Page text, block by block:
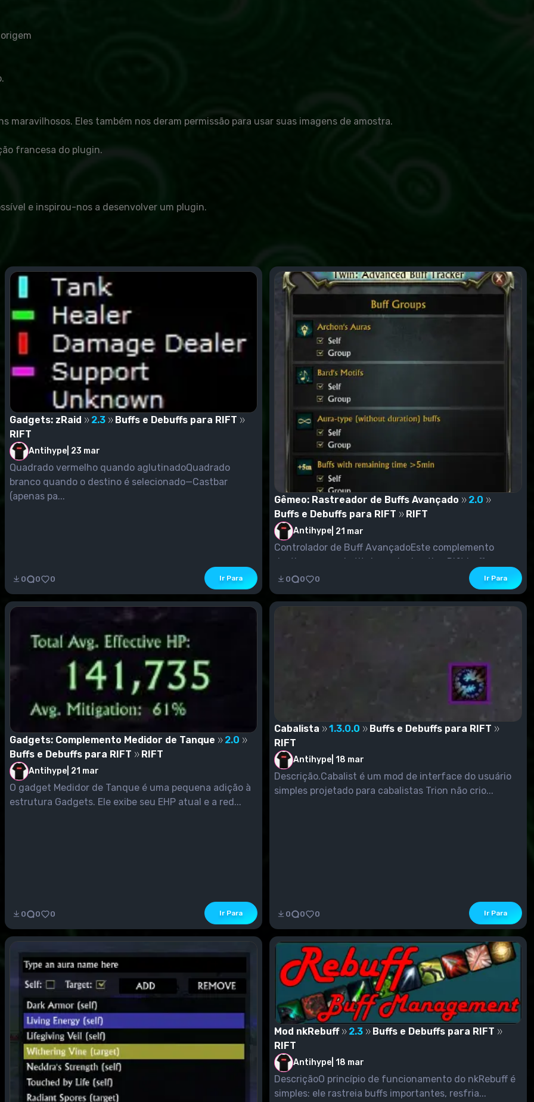
maravilhosos. Eles também nos deram permissão para usar suas imagens de amostra.
francesa do plugin.
e inspirou-nos a desenvolver um plugin.
Gadgets: zRaid 2.3
Buffs e Debuffs para RIFT
RIFT
Antihype 23 mar
Quadrado vermelho quando aglutinadoQuadrado
branco quando o destino é selecionado—Castbar
(apenas pa...
0 0 0 Ir Para
Gêmeo: Rastreador de Buffs Avançado
2.0
Buffs e Debuffs para RIFT
RIFT
Antihype 21 mar
Controlador de Buff AvançadoEste complemento
destina-se a substituir o painel nativo Rift buffa por...
0 0 0 Ir Para
Gadgets: Complemento Medidor de Tanque
2.0
Buffs e Debuffs para RIFT
RIFT
Antihype 21 mar
O gadget Medidor de Tanque é uma pequena adição à
estrutura Gadgets. Ele exibe seu EHP atual e a red...
0 0 0 Ir Para
Cabalista 1.3.0.0
Buffs e Debuffs para RIFT
RIFT
Antihype 18 mar
Descrição.Cabalist é um mod de interface do usuário
simples projetado para cabalistas Trion não crio...
0 0 0 Ir Para
Mod nkRebuff 2.3
Buffs e Debuffs para RIFT
RIFT
Antihype 18 mar
DescriçãoO princípio de funcionamento do nkRebuff é
simples: ele rastreia buffs importantes, resfria...